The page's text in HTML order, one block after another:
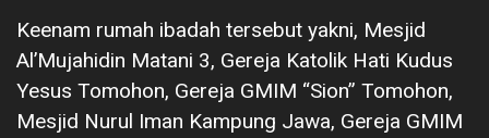
Keenam rumah ibadah tersebut yakni, Mesjid
Al’Mujahidin Matani 3, Gereja Katolik Hati Kudus
Yesus Tomohon, Gereja GMIM “Sion” Tomohon,
Mesjid Nurul Iman Kampung Jawa, Gereja GMIM